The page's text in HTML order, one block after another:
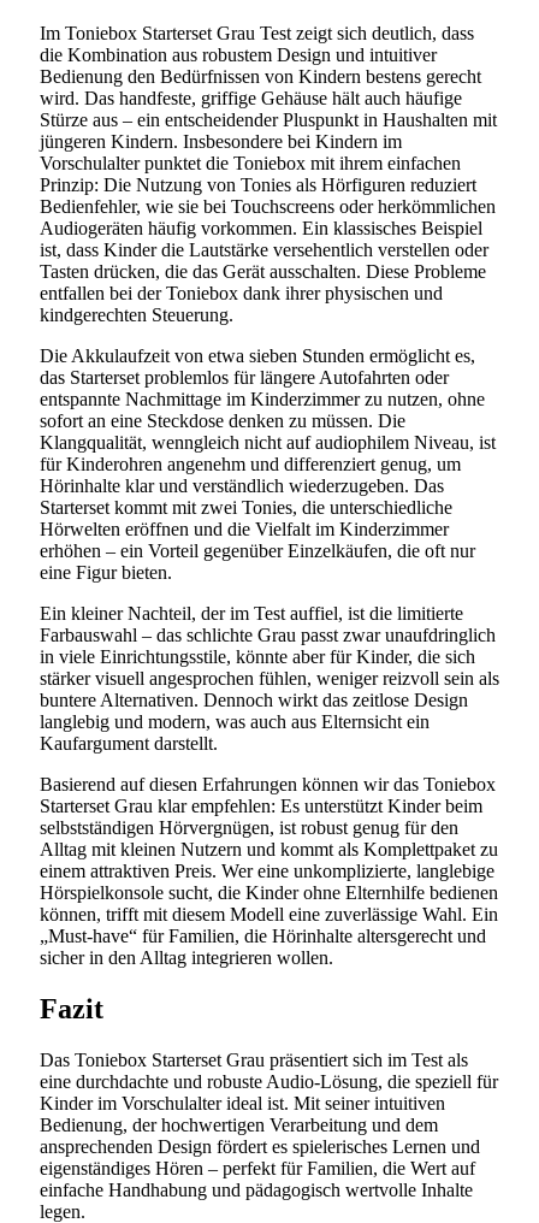
Im Toniebox Starterset Grau Test zeigt sich deutlich, dass
die Kombination aus robustem Design und intuitiver
Bedienung den Bedürfnissen von Kindern bestens gerecht
wird. Das handfeste, griffige Gehäuse hält auch häufige
Stürze aus – ein entscheidender Pluspunkt in Haushalten mit
jüngeren Kindern. Insbesondere bei Kindern im
Vorschulalter punktet die Toniebox mit ihrem einfachen
Prinzip: Die Nutzung von Tonies als Hörfiguren reduziert
Bedienfehler, wie sie bei Touchscreens oder herkömmlichen
Audiogeräten häufig vorkommen. Ein klassisches Beispiel
ist, dass Kinder die Lautstärke versehentlich verstellen oder
Tasten drücken, die das Gerät ausschalten. Diese Probleme
entfallen bei der Toniebox dank ihrer physischen und
kindgerechten Steuerung.
Die Akkulaufzeit von etwa sieben Stunden ermöglicht es,
das Starterset problemlos für längere Autofahrten oder
entspannte Nachmittage im Kinderzimmer zu nutzen, ohne
sofort an eine Steckdose denken zu müssen. Die
Klangqualität, wenngleich nicht auf audiophilem Niveau, ist
für Kinderohren angenehm und differenziert genug, um
Hörinhalte klar und verständlich wiederzugeben. Das
Starterset kommt mit zwei Tonies, die unterschiedliche
Hörwelten eröffnen und die Vielfalt im Kinderzimmer
erhöhen – ein Vorteil gegenüber Einzelkäufen, die oft nur
eine Figur bieten.
Ein kleiner Nachteil, der im Test auffiel, ist die limitierte
Farbauswahl – das schlichte Grau passt zwar unaufdringlich
in viele Einrichtungsstile, könnte aber für Kinder, die sich
stärker visuell angesprochen fühlen, weniger reizvoll sein als
buntere Alternativen. Dennoch wirkt das zeitlose Design
langlebig und modern, was auch aus Elternsicht ein
Kaufargument darstellt.
Basierend auf diesen Erfahrungen können wir das Toniebox
Starterset Grau klar empfehlen: Es unterstützt Kinder beim
selbstständigen Hörvergnügen, ist robust genug für den
Alltag mit kleinen Nutzern und kommt als Komplettpaket zu
einem attraktiven Preis. Wer eine unkomplizierte, langlebige
Hörspielkonsole sucht, die Kinder ohne Elternhilfe bedienen
können, trifft mit diesem Modell eine zuverlässige Wahl. Ein
„Must-have“ für Familien, die Hörinhalte altersgerecht und
sicher in den Alltag integrieren wollen.
Fazit
Das Toniebox Starterset Grau präsentiert sich im Test als
eine durchdachte und robuste Audio-Lösung, die speziell für
Kinder im Vorschulalter ideal ist. Mit seiner intuitiven
Bedienung, der hochwertigen Verarbeitung und dem
ansprechenden Design fördert es spielerisches Lernen und
eigenständiges Hören – perfekt für Familien, die Wert auf
einfache Handhabung und pädagogisch wertvolle Inhalte
legen.